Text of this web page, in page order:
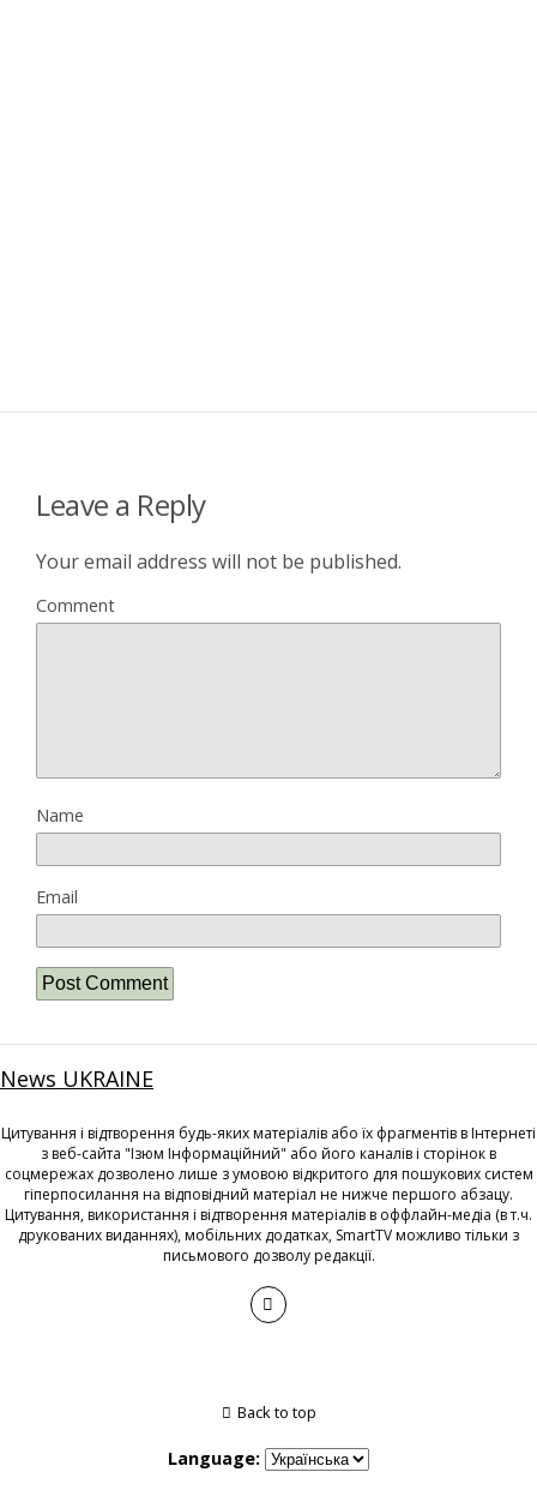
Leave a Reply
Your email address will not be published.
Comment
Name
Email
News UKRAINE
Цитування і відтворення будь-яких матеріалів або їх фрагментів в Інтернеті
з веб-сайта "Ізюм Інформаційний" або його каналів і сторінок в
соцмережах дозволено лише з умовою відкритого для пошукових систем
гіперпосилання на відповідний матеріал не нижче першого абзацу.
Цитування, використання і відтворення матеріалів в оффлайн-медіа (в т.ч.
друкованих виданнях), мобільних додатках, SmartTV можливо тільки з
письмового дозволу редакції.
Back to top
Language: